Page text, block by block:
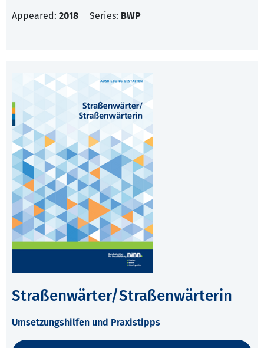
Appeared: 2018 Series: BWP
Straßenwärter/Straßenwärterin
Umsetzungshilfen und Praxistipps